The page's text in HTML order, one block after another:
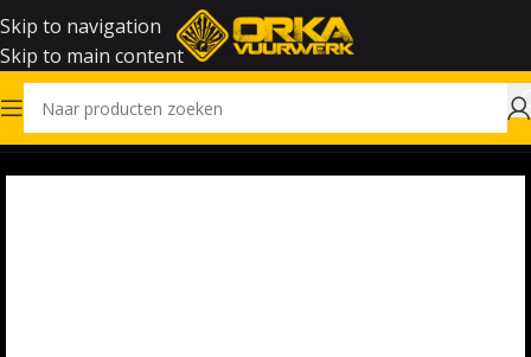
Skip to navigation
Skip to main content
Home Vuurwerk